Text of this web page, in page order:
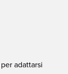
adattarsi